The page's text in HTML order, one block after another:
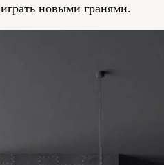
играть новыми гранями.